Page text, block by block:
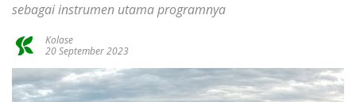
sebagai instrumen utama programnya
Kolase
20 September 2023